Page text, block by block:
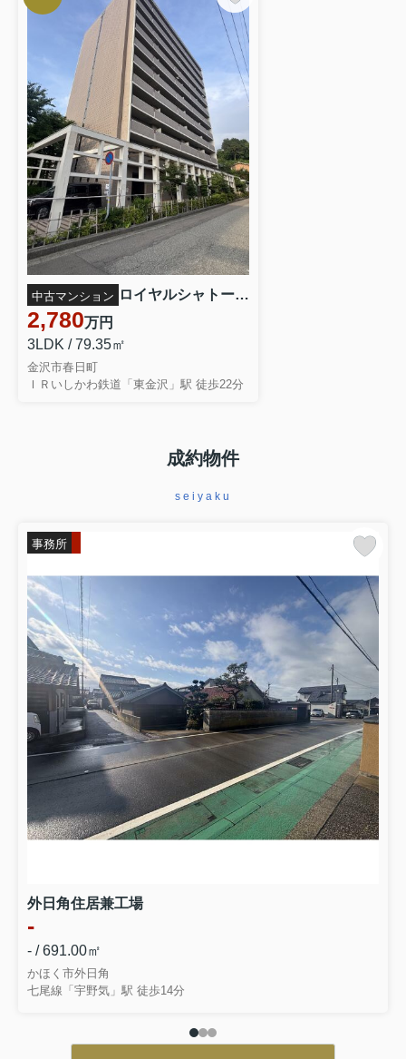
ださい！
査定・購入依頼は是非弊社にお問合せください。
金沢不動産売却センターでは、最短即日のスピード査定や、
各仕業との連携により
幅広くお客様の不安や悩みを解決してまいりました。
残置物の撤去対応等の対応も可能です。
売却や購入のご相談・ご依頼は【弊社問い合わせフォー
ム】からお気軽にどうぞ。
076-223-
0010
売却の第一歩は、価格を知ることから――
ご依頼、お待ちしております！
■ 弊社での買取の流れや強みを知る
中古マンション ロイヤルシャトー夢香山 208
2,780万円
3LDK / 79.35㎡
金沢市春日町
ＩＲいしかわ鉄道「東金沢」駅 徒歩22分
成約物件
seiyaku
事務所
外日角住居兼工場
-
- / 691.00㎡
かほく市外日角
七尾線「宇野気」駅 徒歩14分